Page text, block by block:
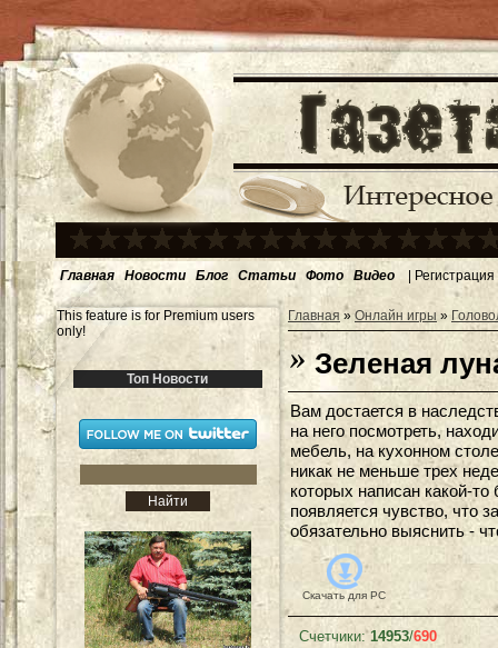
Главная Новости Блог Статьи Фото Видео | Регистрация
This feature is for Premium users
only!
Топ Новости
Главная » Онлайн игры »
Зеленая
Вам достается в
на него посмотреть,
мебель, на кухонном
никак не меньше трех
которых написан какой-
появляется чувство, что
обязательно выяснить -
Скачать для PC
Счетчики:14953/690